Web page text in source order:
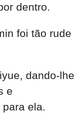
dentro.
foi tão rude
dando-lhe
e
ela.